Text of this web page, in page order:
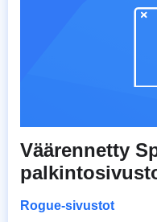
Väärennetty
Rogue-sivustot